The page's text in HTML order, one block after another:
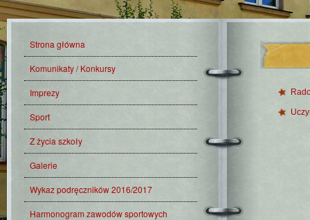
Strona główna
Komunikaty / Konkursy
Imprezy
Sport
Z życia szkoły
Galerie
Wykaz podręczników 2016/2017
Harmonogram zawodów sportowych